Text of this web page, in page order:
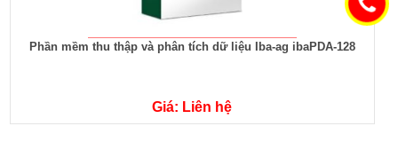
Phần mềm thu thập và phân tích dữ liệu Iba-ag ibaPDA-128
Giá: Liên hệ